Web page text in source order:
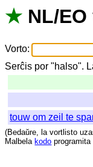
★ NL/EO
Vorto:
Serĉis por "halso".
touw om zeil te
(Bedaŭre, la vortlisto
Malbela kodo programita